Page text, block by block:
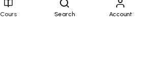
Cours Search Account